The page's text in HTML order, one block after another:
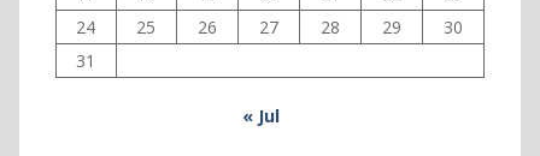
24
25 26 27 28 29
30
31
« Jul